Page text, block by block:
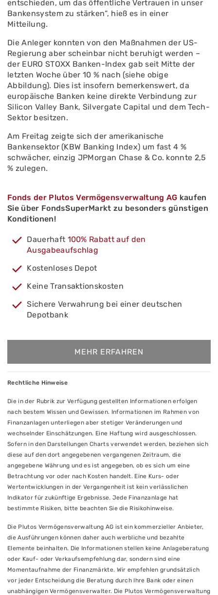
entschieden, um das öffentliche Vertrauen in unser
Bankensystem zu stärken“, hieß es in einer
Mitteilung.
Die Anleger konnten von den Maßnahmen der US-
Regierung aber scheinbar nicht beruhigt werden –
der EURO STOXX Banken-Index gab seit Mitte der
letzten Woche über 10 % nach (siehe obige
Abbildung). Dies ist insofern bemerkenswert, da
europäische Banken keine direkte Verbindung zur
Silicon Valley Bank, Silvergate Capital und dem Tech-
Sektor besitzen.
Am Freitag zeigte sich der amerikanische
Bankensektor (KBW Banking Index) um fast 4 %
schwächer, einzig JPMorgan Chase & Co. konnte 2,5
% zulegen.
Fonds der Plutos Vermögensverwaltung AG kaufen
Sie über FondsSuperMarkt zu besonders günstigen
Konditionen!
Dauerhaft 100% Rabatt auf den
Ausgabeaufschlag
Kostenloses Depot
Keine Transaktionskosten
Sichere Verwahrung bei einer deutschen
Depotbank
MEHR ERFAHREN
Rechtliche Hinweise
Die in der Rubrik zur Verfügung gestellten Informationen erfolgen
nach bestem Wissen und Gewissen. Informationen im Rahmen von
Finanzanlagen unterliegen aber stetiger Veränderungen und
wechselnder Einschätzungen. Eine Haftung wird ausgeschlossen.
Sofern in den Darstellungen Charts verwendet werden, beziehen sich
diese auf den dort angegebenen vergangenen Zeitraum, die
angegebene Währung und es ist angegeben, ob es sich um eine
Betrachtung vor oder nach Kosten handelt. Eine Kurs- oder
Wertentwicklungen in der Vergangenheit ist kein verlässlichen
Indikator für zukünftige Ergebnisse. Jede Finanzanlage hat
bestimmte Risiken, bitte beachten Sie die Risikohinweise.
Die Plutos Vermögensverwaltung AG ist ein kommerzieller Anbieter,
die Ausführungen können daher auch werbliche und bezahlte
Elemente beinhalten. Die Informationen stellen keine Anlageberatung
oder Kauf- oder Verkaufsempfehlung dar, sondern sind eine
Momentaufnahme der Finanzmärkte. Wir empfehlen grundsätzlich
vor jeder Entscheidung die Beratung durch Ihre Bank oder einen
unabhängigen Vermögensverwalter. Die Plutos Vermögensverwaltung